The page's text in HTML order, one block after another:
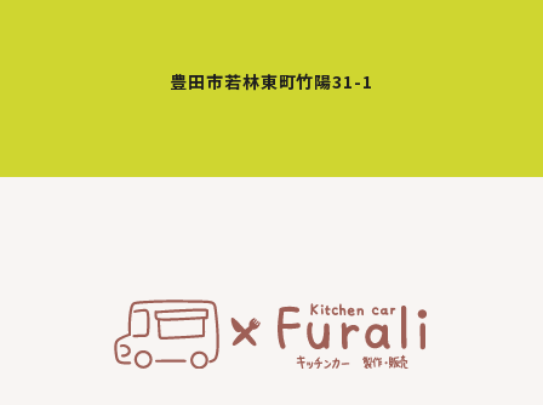
豊田市若林東町竹陽31-1